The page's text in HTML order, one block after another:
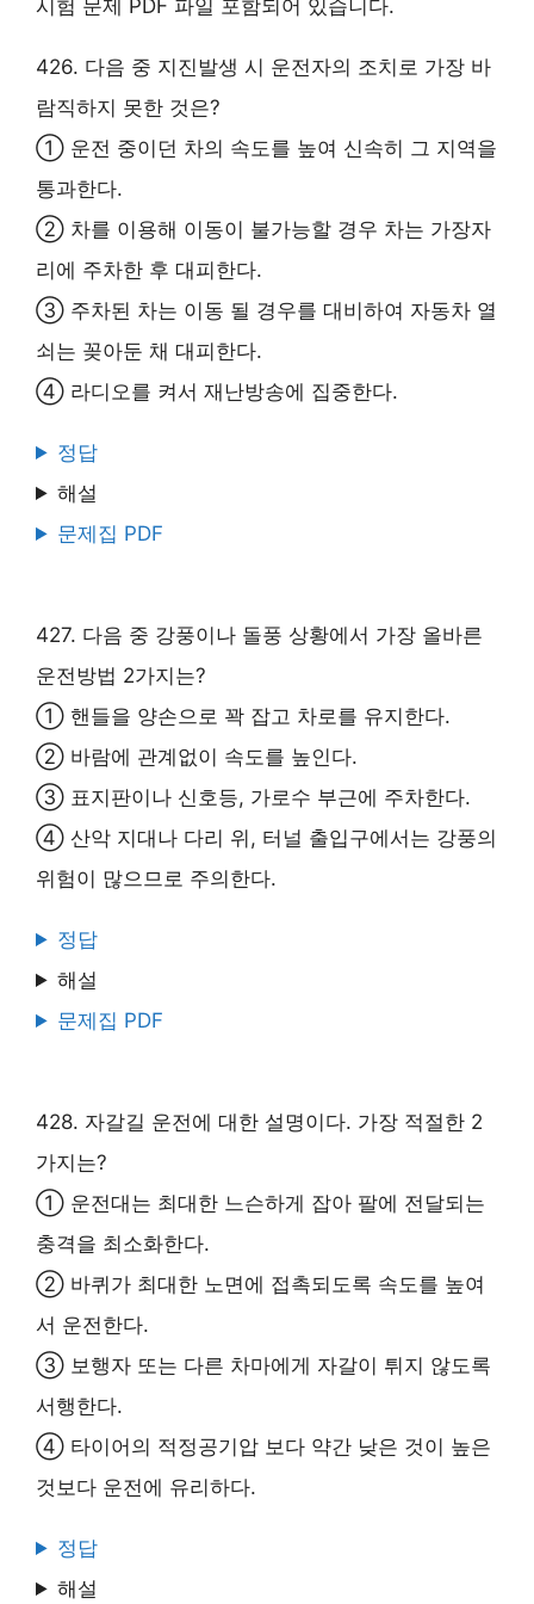
시험 문제 PDF 파일 포함되어 있습니다.
426. 다음 중 지진발생 시 운전자의 조치로 가장 바
람직하지 못한 것은?
① 운전 중이던 차의 속도를 높여 신속히 그 지역을
통과한다.
② 차를 이용해 이동이 불가능할 경우 차는 가장자
리에 주차한 후 대피한다.
③ 주차된 차는 이동 될 경우를 대비하여 자동차 열
쇠는 꽂아둔 채 대피한다.
④ 라디오를 켜서 재난방송에 집중한다.
정답
해설
문제집 PDF
427. 다음 중 강풍이나 돌풍 상황에서 가장 올바른
운전방법 2가지는?
① 핸들을 양손으로 꽉 잡고 차로를 유지한다.
② 바람에 관계없이 속도를 높인다.
③ 표지판이나 신호등, 가로수 부근에 주차한다.
④ 산악 지대나 다리 위, 터널 출입구에서는 강풍의
위험이 많으므로 주의한다.
정답
해설
문제집 PDF
428. 자갈길 운전에 대한 설명이다. 가장 적절한 2
가지는?
① 운전대는 최대한 느슨하게 잡아 팔에 전달되는
충격을 최소화한다.
② 바퀴가 최대한 노면에 접촉되도록 속도를 높여
서 운전한다.
③ 보행자 또는 다른 차마에게 자갈이 튀지 않도록
서행한다.
④ 타이어의 적정공기압 보다 약간 낮은 것이 높은
것보다 운전에 유리하다.
정답
해설